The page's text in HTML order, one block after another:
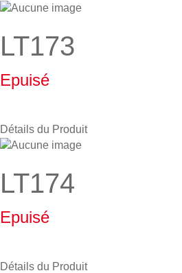
LT173
Epuisé
Détails du Produit
LT174
Epuisé
Détails du Produit